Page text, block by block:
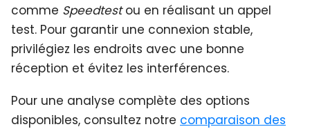
comme Speedtestou en réalisant un appel
test. Pour garantir une connexion stable,
privilégiez les endroits avec une bonne
réception et évitez les interférences.
Pour une analyse complète des options
disponibles, consultez notre comparaison des